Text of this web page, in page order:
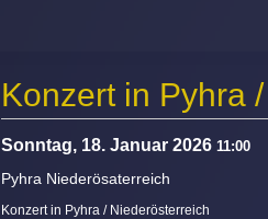
Konzert in Pyhra
Sonntag, 18. Januar 2026 11:00
Pyhra Niederösaterreich
Konzert in Pyhra / Niederösterreich